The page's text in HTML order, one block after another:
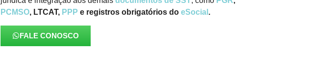
PCMSO, LTCAT, PPP e registros obrigatórios do eSocial .
FALE CONOSCO